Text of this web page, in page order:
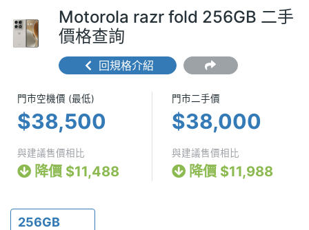
Motorola razr fold 256GB 二手
價格查詢
回規格介紹
門市空機價 (最低) $38,500
門市空機價 (最低)
$38,500
與建議售價相比
降價 $11,488
門市二手價
門市二手價
$38,000
與建議售價相比
降價 $11,988
256GB